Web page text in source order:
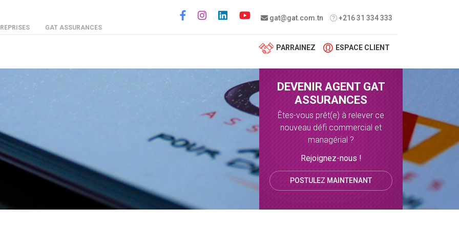
GAT ASSURANCES
gat@gat.com.tn +216 31 334 333
Social menu
PARRAINEZ ESPACE CLIENT
DEVENIR AGENT GAT
ASSURANCES
Êtes-vous prêt(e) à relever ce
nouveau défi commercial et
managérial ?
Rejoignez-nous !
POSTULEZ MAINTENANT